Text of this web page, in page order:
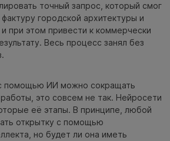
точный запрос, который смог
городской архитектуры и
при этом привести к коммерчески
Весь процесс занял без
с помощью ИИ можно сокращать
это совсем не так. Нейросети
её этапы. В принципе, любой
открытку с помощью
но будет ли она иметь